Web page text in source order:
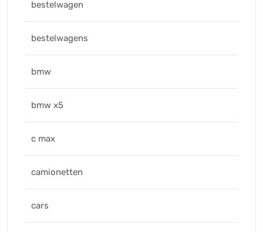
bestelwagen
bestelwagens
bmw
bmw x5
c max
camionetten
cars